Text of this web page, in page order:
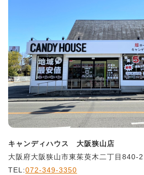
キャンディハウス 大阪狭山店
大阪府大阪狭山市東茱萸木二丁目840-2
TEL:072-349-3350